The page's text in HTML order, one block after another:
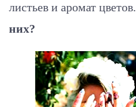
листьев и аромат цветов.
них?